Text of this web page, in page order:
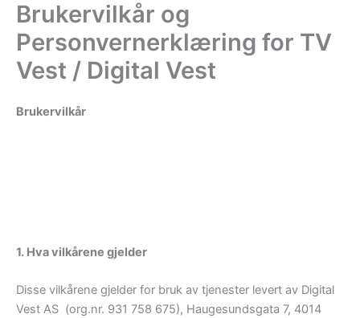
Hopp
innholdet
Brukervilkår og
Personvernerklæring for TV
Vest / Digital Vest
Brukervilkår
1. Hva vilkårene gjelder
Disse vilkårene gjelder for bruk av tjenester levert av Digital
Vest AS (org.nr. 931 758 675), Haugesundsgata 7, 4014